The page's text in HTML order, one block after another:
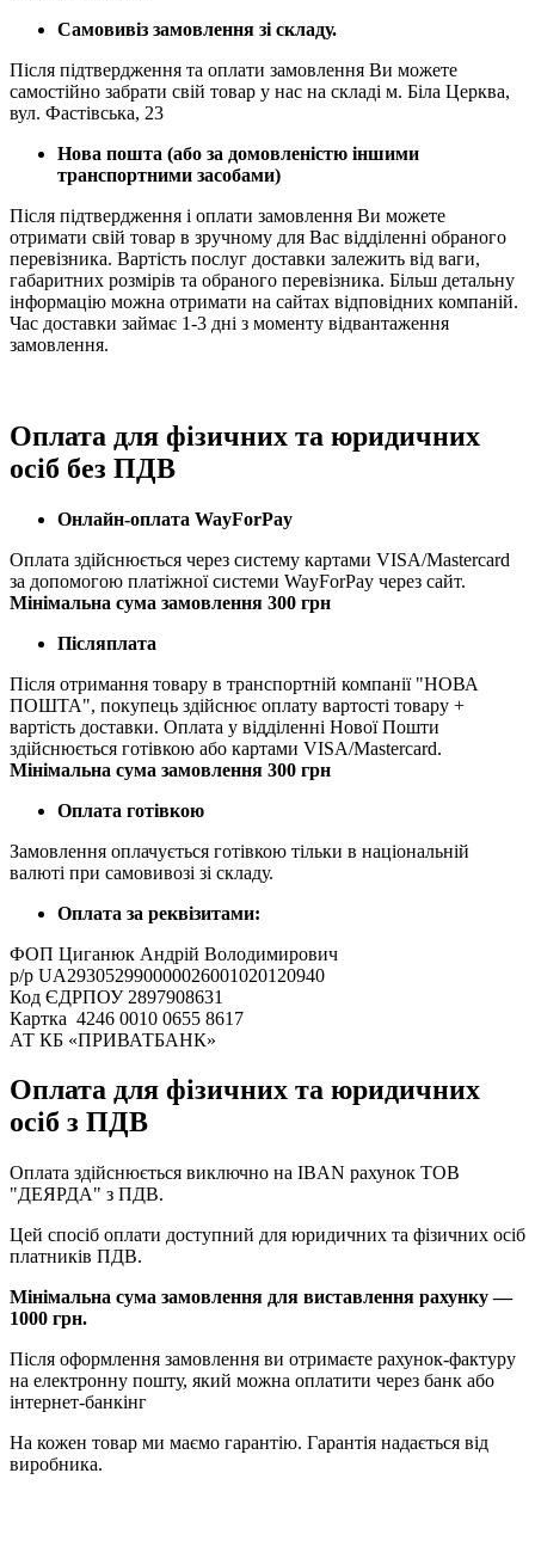
Самовивіз замовлення зі складу.
Після підтвердження та оплати замовлення Ви можете
самостійно забрати свій товар у нас на складі м. Біла Церква,
вул. Фастівська, 23
Нова пошта (або за домовленістю іншими
транспортними засобами)
Після підтвердження і оплати замовлення Ви можете
отримати свій товар в зручному для Вас відділенні обраного
перевізника. Вартість послуг доставки залежить від ваги,
габаритних розмірів та обраного перевізника. Більш детальну
інформацію можна отримати на сайтах відповідних компаній.
Час доставки займає 1-3 дні з моменту відвантаження
замовлення.
Оплата для фізичних та юридичних
осіб без ПДВ
Онлайн-оплата WayForPay
Оплата здійснюється через систему картами VISA/Mastercard
за допомогою платіжної системи WayForPay через сайт.
Мінімальна сума замовлення 300 грн
Післяплата
Після отримання товару в транспортній компанії "НОВА
ПОШТА", покупець здійснює оплату вартості товару +
вартість доставки. Оплата у відділенні Нової Пошти
здійснюється готівкою або картами VISA/Mastercard.
Мінімальна сума замовлення 300 грн
Оплата готівкою
Замовлення оплачується готівкою тільки в національній
валюті при самовивозі зі складу.
Оплата за реквізитами:
ФОП Циганюк Андрій Володимирович
р/р UA293052990000026001020120940
Код ЄДРПОУ 2897908631
Картка 4246 0010 0655 8617
АТ КБ «ПРИВАТБАНК»
Оплата для фізичних та юридичних
осіб з ПДВ
Оплата здійснюється виключно на IBAN рахунок ТОВ
"ДЕЯРДА" з ПДВ.
Цей спосіб оплати доступний для юридичних та фізичних осіб
платників ПДВ.
Мінімальна сума замовлення для виставлення рахунку —
1000 грн.
Після оформлення замовлення ви отримаєте рахунок-фактуру
на електронну пошту, який можна оплатити через банк або
інтернет-банкінг
На кожен товар ми маємо гарантію. Гарантія надається від
виробника.